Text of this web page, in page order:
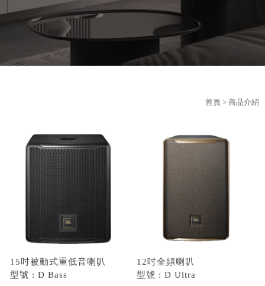
首頁 > 商品介紹
15吋被動式重低音喇叭
型號 : D Bass
12吋全頻喇叭
型號 : D Ultra